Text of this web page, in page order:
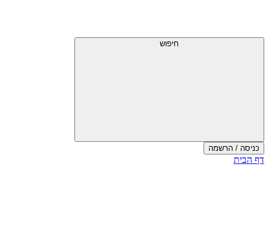
חיפוש
כניסה / הרשמה
דף הבית